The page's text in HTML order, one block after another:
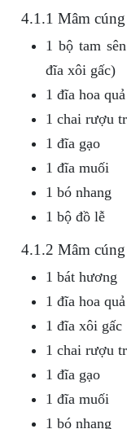
4.1.1 Mâm
1 bộ tam
đĩa xôi gấc)
1 đĩa hoa quả
1 chai rượu
1 đĩa gạo
1 đĩa muối
1 bó nhang
1 bộ đồ lễ
4.1.2 Mâm
1 bát hương
1 đĩa hoa quả
1 đĩa xôi gấc
1 chai rượu
1 đĩa gạo
1 đĩa muối
1 bó nhang